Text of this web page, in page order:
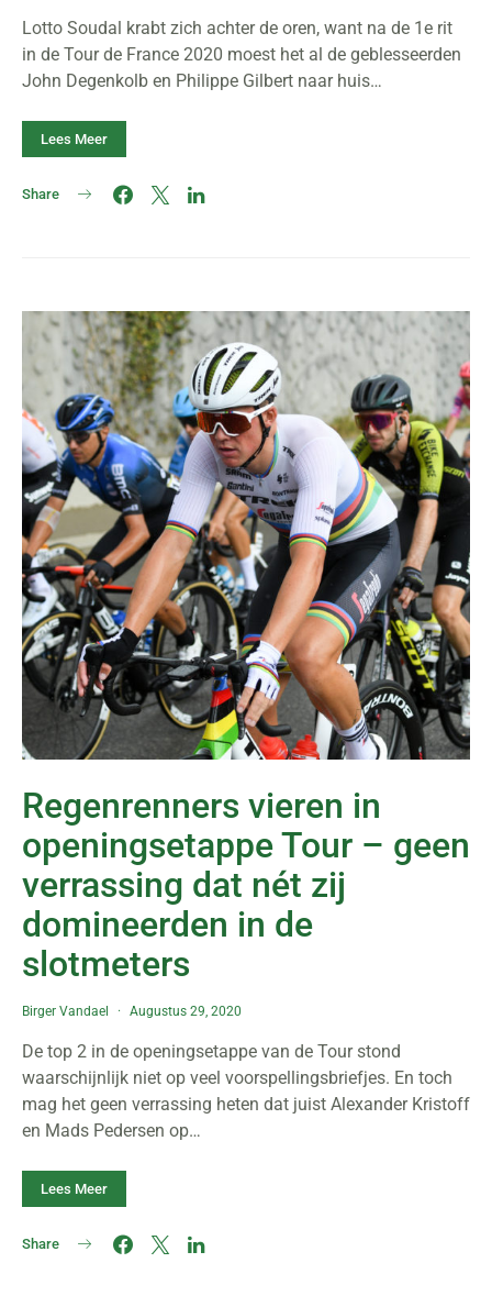
Lotto Soudal krabt zich achter de oren, want na de 1e rit
in de Tour de France 2020 moest het al de geblesseerden
John Degenkolb en Philippe Gilbert naar huis…
Lees Meer
Share
Regenrenners vieren in
openingsetappe Tour – geen
verrassing dat nét zij
domineerden in de
slotmeters
Birger Vandael Augustus 29, 2020
De top 2 in de openingsetappe van de Tour stond
waarschijnlijk niet op veel voorspellingsbriefjes. En toch
mag het geen verrassing heten dat juist Alexander Kristoff
en Mads Pedersen op…
Lees Meer
Share